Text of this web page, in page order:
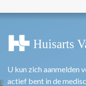
U kun zich aanmelden
actief bent in de